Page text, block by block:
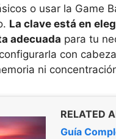
o usar la Game
La clave está en
adecuada para tu
con
ni
RELATED
Guía